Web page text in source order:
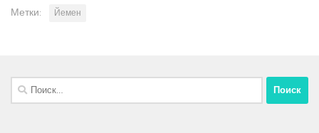
Метки: Йемен
Найти: